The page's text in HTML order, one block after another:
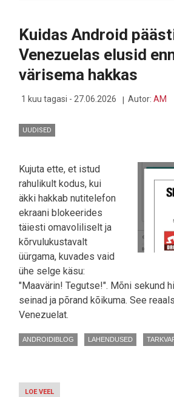
RUUMI
FOLD
LE
Kuidas Android
Venezuelas elusid
värisema hakkas
1 kuu tagasi - 27.06.2026 Autor: AM
UUDISED
Kujuta ette, et istud
rahulikult kodus, kui
äkki hakkab nutitelefon
ekraani blokeerides
täiesti omavoliliselt ja
kõrvulukustavalt
üürgama, kuvades vaid
ühe selge käsu:
"Maavärin! Tegutse!". Mõni sekund
seinad ja põrand kõikuma. See
Venezuelat.
ANDROIDIBLOG LAHENDUSED
LOE VEEL